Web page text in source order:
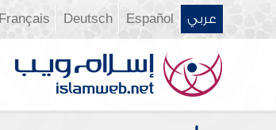
عربي Español
Deutsch
Français